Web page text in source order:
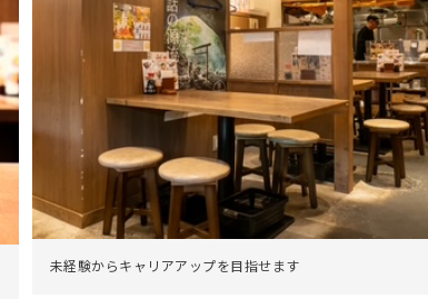
未経験からキャリアアップを目指せます